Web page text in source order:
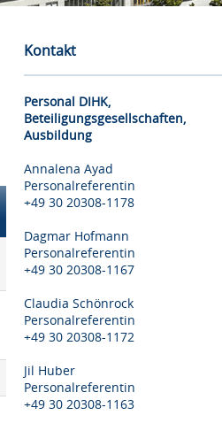
Kontakt
Personal DIHK,
Beteiligungsgesellschaften,
Ausbildung
Annalena Ayad
Personalreferentin
+49 30 20308-1178
Dagmar Hofmann
Personalreferentin
+49 30 20308-1167
Claudia Schönrock
Personalreferentin
+49 30 20308-1172
Jil Huber
Personalreferentin
+49 30 20308-1163